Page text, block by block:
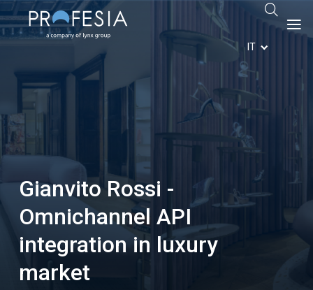
IT
Gianvito Rossi -
Omnichannel API
integration in luxury
market